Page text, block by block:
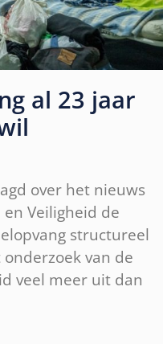
al 23 jaar
over het nieuws
Veiligheid de
structureel
van de
veel meer uit dan